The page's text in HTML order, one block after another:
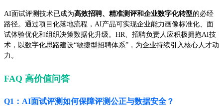
AI面试评测技术已成为高效招聘、精准测评和企业数字化转型的必经
路径。通过项目化落地流程，AI产品可实现企业能力画像标准化、面
试体验优化和组织决策数据化升级。HR、招聘负责人应积极拥抱AI技
术，以数字化思路建设“敏捷型招聘体系”，为企业持续引入核心人才动
力。
FAQ 高价值问答
Q1：AI面试评测如何保障评测公正与数据安全？